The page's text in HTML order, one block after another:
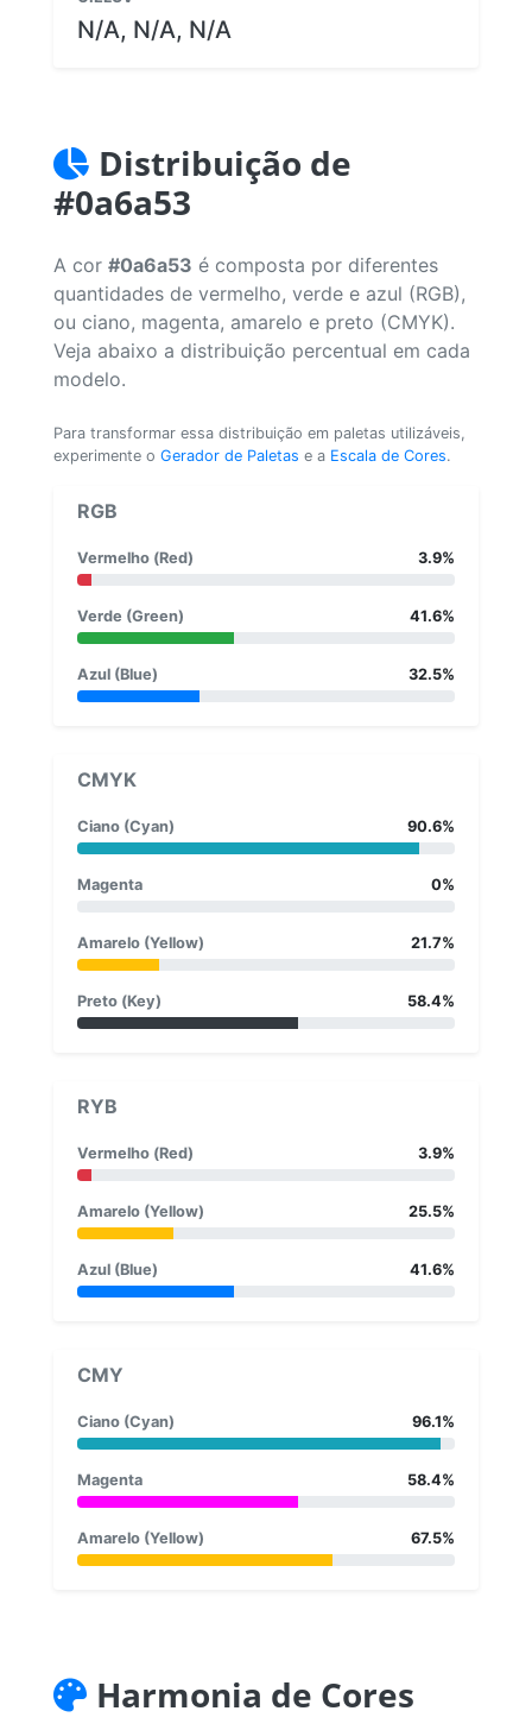
N/A, N/A, N/A
Distribuição de
#0a6a53
A cor #0a6a53 é composta por diferentes
quantidades de vermelho, verde e azul (RGB),
ou ciano, magenta, amarelo e preto (CMYK).
Veja abaixo a distribuição percentual em cada
modelo.
Para transformar essa distribuição em paletas utilizáveis,
experimente o Gerador de Paletas e a Escala de Cores.
RGB
Vermelho (Red) 3.9%
Verde (Green) 41.6%
Azul (Blue) 32.5%
CMYK
Ciano (Cyan) 90.6%
Magenta 0%
Amarelo (Yellow) 21.7%
Preto (Key) 58.4%
RYB
Vermelho (Red) 3.9%
Amarelo (Yellow) 25.5%
Azul (Blue) 41.6%
CMY
Ciano (Cyan) 96.1%
Magenta 58.4%
Amarelo (Yellow) 67.5%
Harmonia de Cores